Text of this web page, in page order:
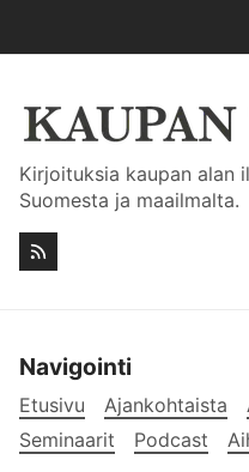
Kirjoituksia kaupan alan
Suomesta ja maailmalta.
Navigointi
Etusivu Ajankohtaista
Seminaarit
Podcast